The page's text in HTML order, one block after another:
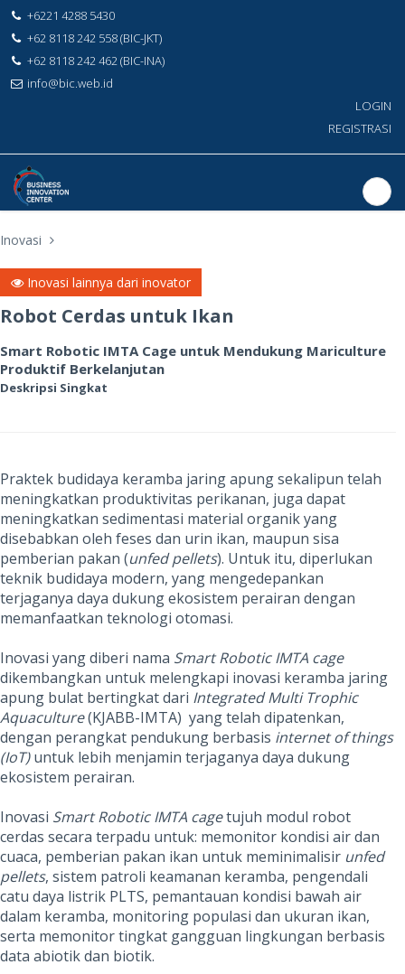
+6221 4288 5430
+62 8118 242 558 (BIC-JKT)
+62 8118 242 462 (BIC-INA)
info@bic.web.id
LOGIN
REGISTRASI
Inovasi
Inovasi lainnya dari inovator
Robot Cerdas untuk Ikan
Smart Robotic IMTA Cage untuk Mendukung Mariculture
Produktif Berkelanjutan
Deskripsi Singkat
Praktek budidaya keramba jaring apung sekalipun telah
meningkatkan produktivitas perikanan, juga dapat
meningkatkan sedimentasi material organik yang
disebabkan oleh feses dan urin ikan, maupun sisa
pemberian pakan (unfed pellets). Untuk itu, diperlukan
teknik budidaya modern, yang mengedepankan
terjaganya daya dukung ekosistem perairan dengan
memanfaatkan teknologi otomasi.
Inovasi yang diberi nama Smart Robotic IMTA cage
dikembangkan untuk melengkapi inovasi keramba jaring
apung bulat bertingkat dari Integrated Multi Trophic
Aquaculture(KJABB-IMTA) yang telah dipatenkan,
dengan perangkat pendukung berbasis internet of things
(IoT)untuk lebih menjamin terjaganya daya dukung
ekosistem perairan.
Inovasi Smart Robotic IMTA cagetujuh modul robot
cerdas secara terpadu untuk: memonitor kondisi air dan
cuaca, pemberian pakan ikan untuk meminimalisir unfed
pellets, sistem patroli keamanan keramba, pengendali
catu daya listrik PLTS, pemantauan kondisi bawah air
dalam keramba, monitoring populasi dan ukuran ikan,
serta memonitortingkat gangguan lingkungan berbasis
data abiotik dan biotik.